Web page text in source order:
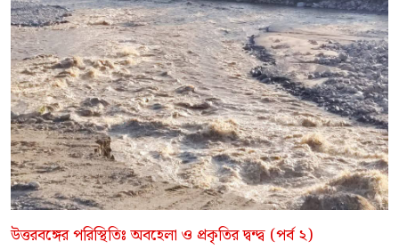
উত্তরবঙ্গের পরিস্থিতিঃ অবহেলা ও প্রকৃতির দ্বন্দ্ব (পর্ব ২)